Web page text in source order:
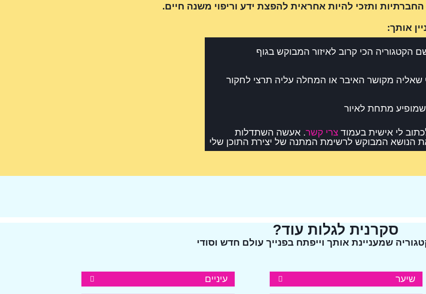
ותזכי להיות אחראית להפצת ידע וריפוי משנה חיים.
אותך:
הקטגוריה הכי קרוב לאיזור המבוקש בגוף
מקושר האיבר או המחלה עליה תרצי לחקור
מתחת לאיור
לי אישית בעמודצרי קשר. אעשה השתדלות
את הנושא המבוקש לרשימת המתנה של יצירת התוכן שלי
סקרנית לגלות עוד?
שמעניינת אותך וייפתח בפנייך עולם חדש וסודי
שיער עיניים